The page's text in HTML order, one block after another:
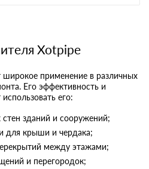
Xotpipe
широкое применение в различных
Его эффективность и
его:
зданий и сооружений;
для крыши и чердака;
между этажами;
и перегородок;